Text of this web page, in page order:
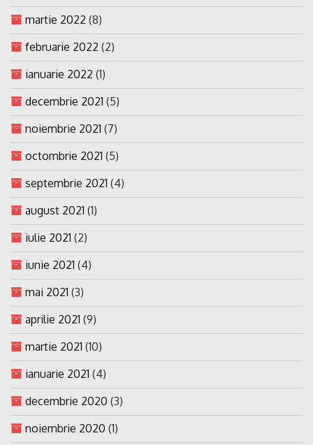
martie 2022 (8)
februarie 2022 (2)
ianuarie 2022 (1)
decembrie 2021 (5)
noiembrie 2021 (7)
octombrie 2021 (5)
septembrie 2021 (4)
august 2021 (1)
iulie 2021 (2)
iunie 2021 (4)
mai 2021 (3)
aprilie 2021 (9)
martie 2021 (10)
ianuarie 2021 (4)
decembrie 2020 (3)
noiembrie 2020 (1)